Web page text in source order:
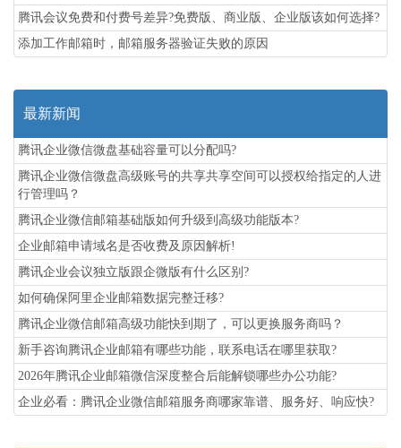
腾讯会议免费和付费号差异?免费版、商业版、企业版该如何选择?
添加工作邮箱时，邮箱服务器验证失败的原因
最新新闻
腾讯企业微信微盘基础容量可以分配吗?
腾讯企业微信微盘高级账号的共享共享空间可以授权给指定的人进
行管理吗？
腾讯企业微信邮箱基础版如何升级到高级功能版本?
企业邮箱申请域名是否收费及原因解析!
腾讯企业会议独立版跟企微版有什么区别?
如何确保阿里企业邮箱数据完整迁移?
腾讯企业微信邮箱高级功能‌快到期了，可以更换服务商吗？
新手咨询腾讯企业邮箱有哪些功能，联系电话在哪里获取?
2026年腾讯企业邮箱微信深度整合后能解锁哪些办公功能?
企业必看：腾讯企业微信邮箱服务商哪家靠谱、服务好、响应快?